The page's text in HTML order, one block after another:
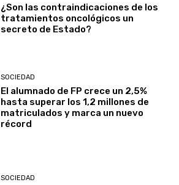
¿Son las contraindicaciones de los
tratamientos oncológicos un
secreto de Estado?
SOCIEDAD
El alumnado de FP crece un 2,5%
hasta superar los 1,2 millones de
matriculados y marca un nuevo
récord
SOCIEDAD